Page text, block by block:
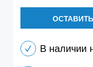
В наличии